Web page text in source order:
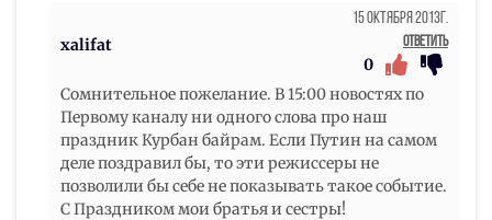
xalifat
15 Октября 2013г.
Ответить
0
Сомнительное пожелание. В 15:00 новостях по
Первому каналу ни одного слова про наш
праздник Курбан байрам. Если Путин на самом
деле поздравил бы, то эти режиссеры не
позволили бы себе не показывать такое событие.
С Праздником мои братья и сестры!